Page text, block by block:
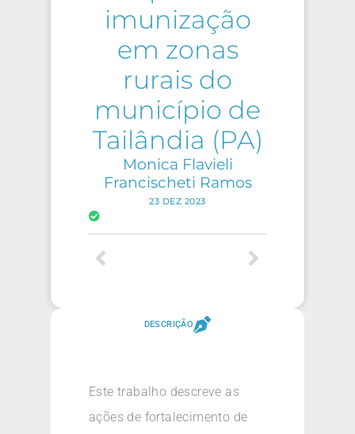
imunização
em zonas
rurais do
município de
Tailândia (PA)
Monica Flavieli
Francischeti Ramos
23 DEZ 2023
DESCRIÇÃO
Este trabalho descreve as
ações de fortalecimento de